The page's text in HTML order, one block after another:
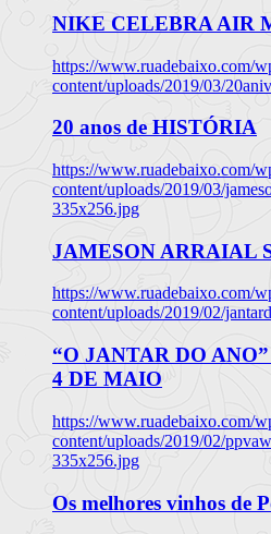
NIKE CELEBRA AIR
https://www.ruadebaixo.com/
content/uploads/2019/03/
20 anos de HISTÓRIA
https://www.ruadebaixo.com/
content/uploads/2019/03/
335x256.jpg
JAMESON ARRAIAL
https://www.ruadebaixo.com/
content/uploads/2019/02/
“O JANTAR DO
4 DE MAIO
https://www.ruadebaixo.com/
content/uploads/2019/02/
335x256.jpg
Os melhores vinhos de